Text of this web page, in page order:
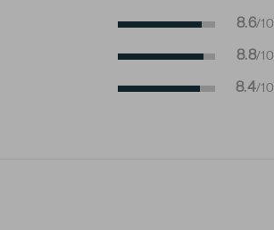
8.6/10
8.8/10
8.4/10